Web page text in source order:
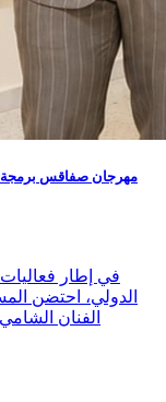
مهرجان صفاقس برمجة
في إطار
الدولي، احتضن
الفنان